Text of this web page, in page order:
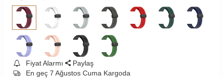
Fiyat Alarmı
Paylaş
En geç 7 Ağustos Cuma Kargoda